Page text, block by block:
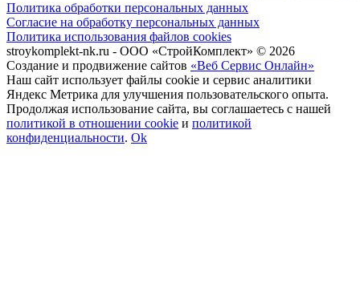
Политика обработки персональных данных
Согласие на обработку персональных данных
Политика использования файлов cookies
stroykomplekt-nk.ru - ООО «СтройКомплект» © 2026
Создание и продвижение сайтов «Веб Сервис Онлайн»
Наш сайт использует файлы cookie и сервис аналитики
Яндекс Метрика для улучшения пользовательского опыта.
Продолжая использование сайта, вы соглашаетесь с нашей
политикой в отношении cookie и политикой
конфиденциальности. Ok